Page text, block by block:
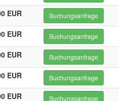
EUR Buchungsanfrage
EUR Buchungsanfrage
EUR Buchungsanfrage
EUR Buchungsanfrage
EUR Buchungsanfrage